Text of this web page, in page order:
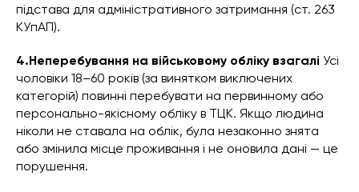
підстава для адміністративного затримання (ст. 263
КУпАП).
4.Неперебування на військовому обліку взагалі Усі
чоловіки 18–60 років (за винятком виключених
категорій) повинні перебувати на первинному або
персонально-якісному обліку в ТЦК. Якщо людина
ніколи не ставала на облік, була незаконно знята
або змінила місце проживання і не оновила дані — це
порушення.